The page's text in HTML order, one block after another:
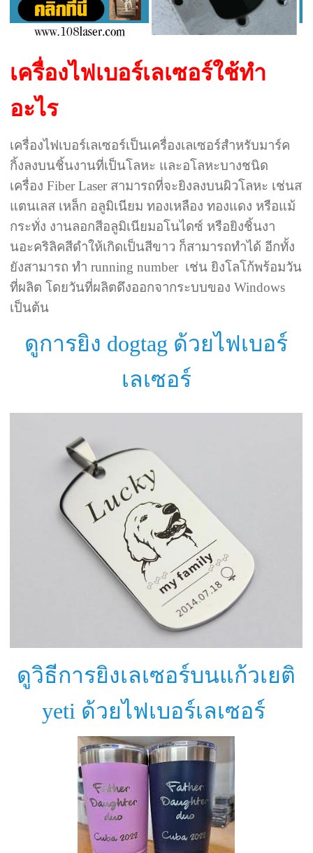
เครื่องไฟเบอร์เลเซอร์ใช้ทำ
อะไร
เครื่องไฟเบอร์เลเซอร์เป็นเครื่องเลเซอร์สำหรับมาร์ค
กิ้งลงบนชิ้นงานที่เป็นโลหะ และอโลหะบางชนิด
เครื่อง Fiber Laser สามารถที่จะยิงลงบนผิวโลหะ เช่นส
แตนเลส เหล็ก อลูมิเนียม ทองเหลือง ทองแดง หรือแม้
กระทั่ง งานลอกสีอลูมิเนียมอโนไดซ์ หรือยิงชิ้นงา
นอะคริลิคสีดำให้เกิดเป็นสีขาว ก็สามารถทำได้ อีกทั้ง
ยังสามารถ ทำ running number เช่น ยิงโลโก้พร้อมวัน
ที่ผลิต โดยวันที่ผลิตดึงออกจากระบบของ Windows
เป็นต้น
ดูการยิง dogtag ด้วยไฟเบอร์
เลเซอร์
ดูวิธีการยิงเลเซอร์บนแก้วเยติ
yeti ด้วยไฟเบอร์เลเซอร์